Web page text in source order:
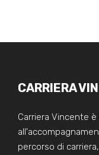
CARRIERA
Carriera Vincente
percorso di